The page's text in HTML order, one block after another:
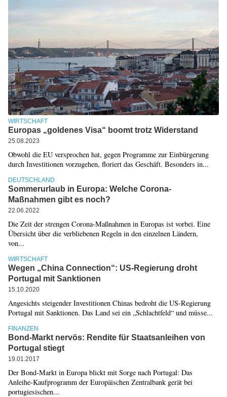
WIRTSCHAFT
Europas „goldenes Visa“ boomt trotz Widerstand
25.08.2023
Obwohl die EU versprochen hat, gegen Programme zur Einbürgerung
durch Investitionen vorzugehen, floriert das Geschäft. Besonders in...
DEUTSCHLAND
Sommerurlaub in Europa: Welche Corona-
Maßnahmen gibt es noch?
22.06.2022
Die Zeit der strengen Corona-Maßnahmen in Europas ist vorbei. Eine
Übersicht über die verbliebenen Regeln in den einzelnen Ländern,
von...
WIRTSCHAFT
Wegen „China Connection“: US-Regierung droht
Portugal mit Sanktionen
15.10.2020
Angesichts steigender Investitionen Chinas bedroht die US-Regierung
Portugal mit Sanktionen. Das Land sei ein „Schlachtfeld“ und müsse...
FINANZEN
Bond-Markt nervös: Rendite für Staatsanleihen von
Portugal stiegt
19.01.2017
Der Bond-Markt in Europa blickt mit Sorge nach Portugal: Das
Anleihe-Kaufprogramm der Europäischen Zentralbank gerät bei
portugiesischen...